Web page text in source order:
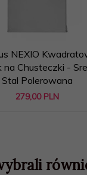
NEXIO
na Chusteczki -
Stal Polerowana
279,00 PLN